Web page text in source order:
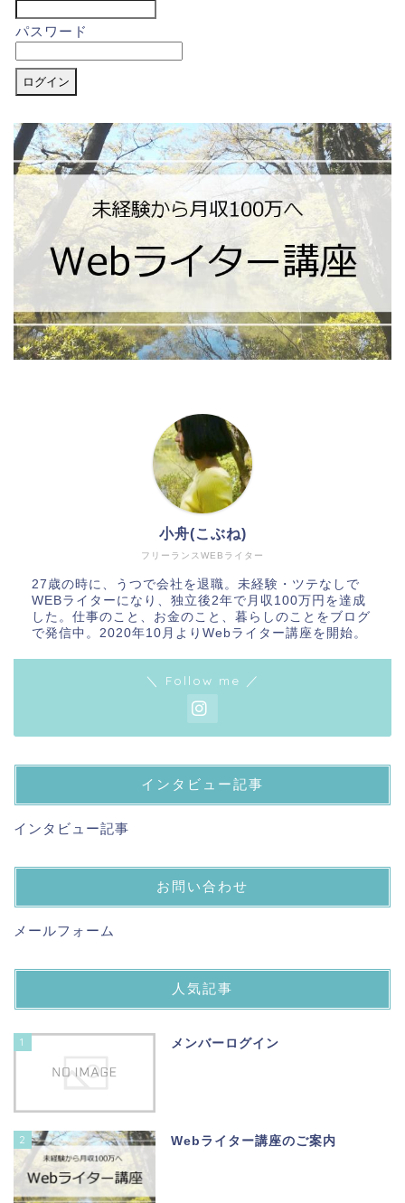
パスワード
フリーランスWEBライター
小舟(こぶね)
27歳の時に、うつで会社を退職。未経験・ツテなしで
WEBライターになり、独立後2年で月収100万円を達成
した。仕事のこと、お金のこと、暮らしのことをブログ
で発信中。2020年10月よりWebライター講座を開始。
＼ Follow me ／
インタビュー記事
インタビュー記事
お問い合わせ
メールフォーム
人気記事
1 メンバーログイン
2 Webライター講座のご案内